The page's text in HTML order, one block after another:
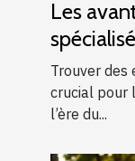
Les
gay
Trouver des
crucial pour
l’ère du...